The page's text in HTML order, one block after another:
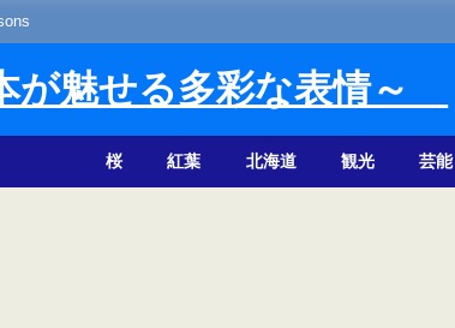
が魅せる多彩な表情～
桜 紅葉 北海道 観光 芸能